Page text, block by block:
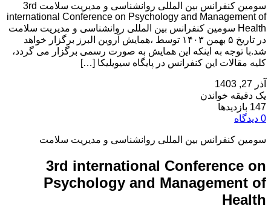
سومین کنفرانس بین المللی روانشناسی و مدیریت سلامت 3rd
international Conference on Psychology and Management of
Health سومین کنفرانس بین المللی روانشناسی و مدیریت سلامت
در تاریخ ۵ بهمن ۱۴۰۳ توسط ،همایش آروین البرز برگزار خواهد
شد.با توجه به اینکه این همایش به صورت رسمی برگزار می گردد،
کلیه مقالات این کنفرانس در پایگاه سیویلیکا […]
آذر 27, 1403
یک دقیقه خواندن
147 بازدیدها
0 دیدگاه
سومین کنفرانس بین المللی روانشناسی و مدیریت سلامت
3rd international Conference on
Psychology and Management of
Health